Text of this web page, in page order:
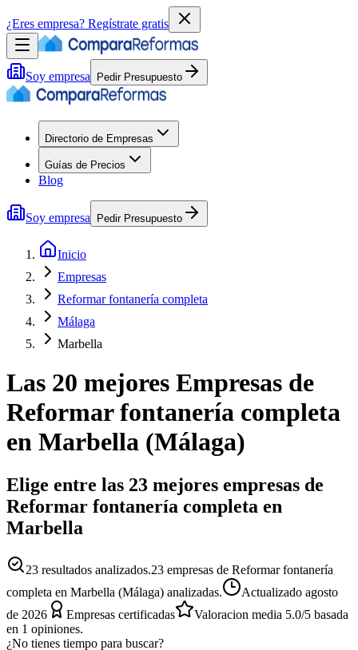
¿Eres empresa? Regístrate gratis
Soy empresa Pedir Presupuesto
Directorio de Empresas
Guías de Precios
Blog
Soy empresa Pedir Presupuesto
Inicio
Empresas
Reformar fontanería completa
Málaga
Marbella
Las 20 mejores Empresas de
Reformar fontanería completa
en Marbella (Málaga)
Elige entre las 23 mejores empresas de
Reformar fontanería completa en
Marbella
23 resultados analizados.23 empresas de Reformar fontanería
completa en Marbella (Málaga) analizadas.
Actualizado agosto
de 2026
Empresas certificadas Valoracion media 5.0/5 basada
en 1 opiniones.
¿No tienes tiempo para buscar?